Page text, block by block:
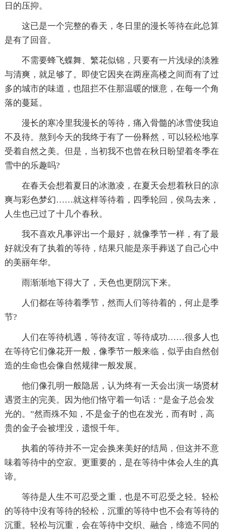
日的压抑。
这已是一个完整的春天，冬日里的漫长等待在此总算
是有了回音。
不需要蜂飞蝶舞、繁花似锦，只要有一片浅绿的淡雅
与清爽，就足够了。即使它因夹在两座高楼之间而有了过
多的城市的味道，也阻拦不住那温暖的惬意，在每一个角
落的蔓延。
漫长的寒冷里我漫长的等待，痛入骨髓的冰雪使我迫
不及待。熬到今天的我终于有了一份释然，可以轻松地享
受着自然之美。但是，当初我不也曾在秋日盼望着冬季在
雪中的乐趣吗?
在春天会想着夏日的冰激凌，在夏天会想着秋日的凉
爽与彩色梦幻……就这样等待着，四季轮回，侯鸟去来，
人生也已过了十几个春秋。
我不喜欢凡事评出一个最好，就像季节一样，有了最
好就没有了执着的等待，结果只能是亲手葬送了自己心中
的美丽年华。
雨渐渐地下得大了，天色也更阴沉下来。
人们都在等待着季节，然而人们等待着的，何止是季
节?
人们在等待机遇，等待友谊，等待成功……很多人也
在等待它们像花开一般，像季节一般来临，似乎由自然创
造的生命也会像自然规律一般发展。
他们像孔明一般隐居，认为终有一天会出演一场贤材
遇贤主的完美。因为他们恪守着一句话：“是金子总会发
光的。”然而殊不知，不是金子的也在发光，而有时，高
贵的金子会被埋没，遗恨千年。
执着的等待并不一定会换来美好的结局，但这并不意
味着等待中的空寂。更重要的，是在等待中体会人生的真
谛。
等待是人生不可忍受之重，也是不可忍受之轻。轻松
的等待中没有等待的轻松，沉重的等待中也不会有等待的
沉重。轻松与沉重，会在等待中交织、融合，缔造不同的